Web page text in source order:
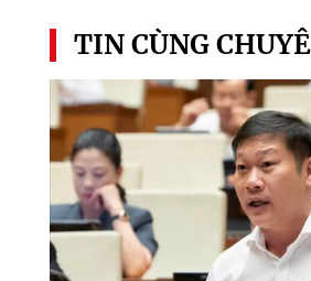
TIN CÙNG